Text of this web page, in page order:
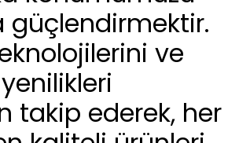
güçlendirmektir.
ve
takip ederek, her